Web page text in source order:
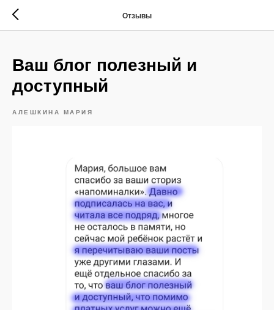
Отзывы
Ваш блог полезный и
доступный
АЛЕШКИНА МАРИЯ